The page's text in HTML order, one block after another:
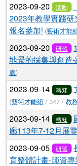
2023-09-20 活動
2023年教學實踐
報名參加! (藝術才能
2023-09-20 研習
地景的採集與創造
處)
2023-09-14 轉知
(藝術才能組 / 347 / 教
2023-09-14 轉知
廊113年7-12月展
2023-09-05 研習
育整體計畫-師資專